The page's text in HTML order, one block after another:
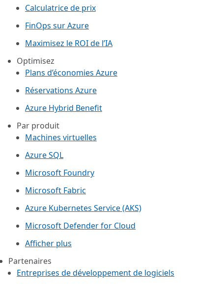
Calculatrice de prix
FinOps sur Azure
Maximisez le ROI de l’IA
Optimisez
Plans d’économies Azure
Réservations Azure
Azure Hybrid Benefit
Par produit
Machines virtuelles
Azure SQL
Microsoft Foundry
Microsoft Fabric
Azure Kubernetes Service (AKS)
Microsoft Defender for Cloud
Afficher plus
Partenaires
Entreprises de développement de logiciels